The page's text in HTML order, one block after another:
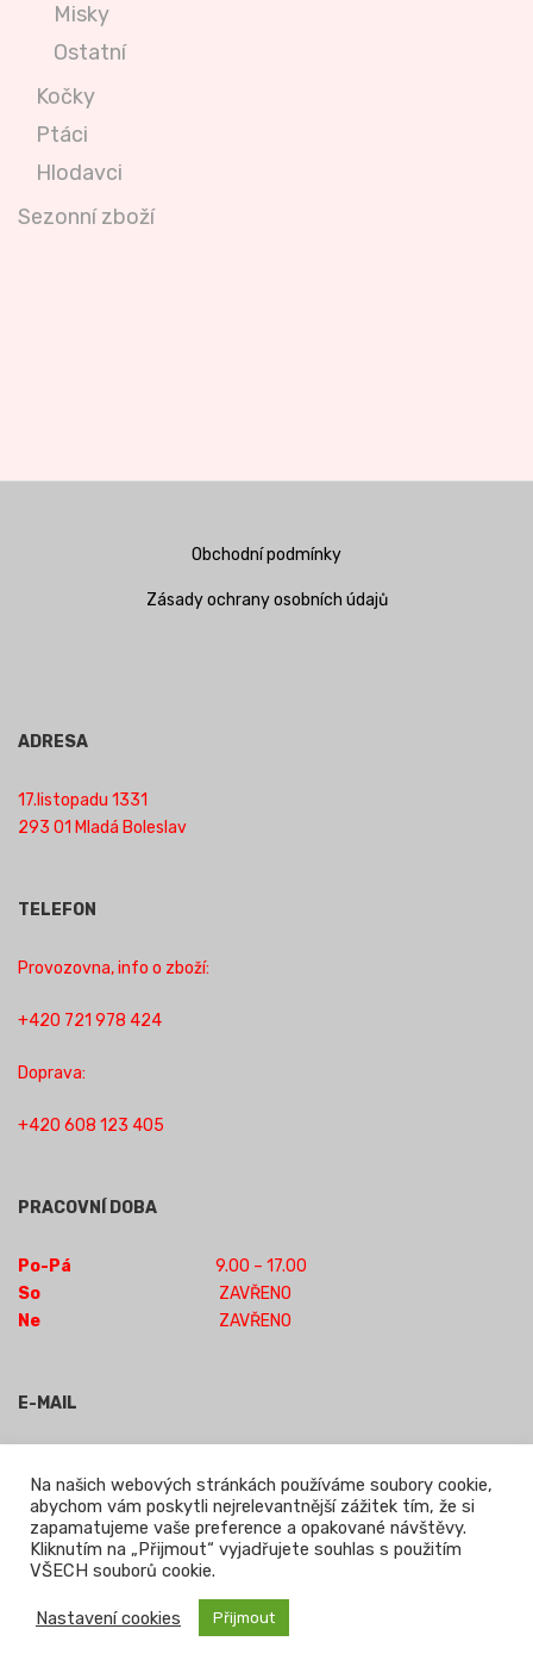
Misky
Ostatní
Kočky
Ptáci
Hlodavci
Sezonní zboží
Obchodní podmínky
Zásady ochrany osobních údajů
ADRESA
17.listopadu 1331
293 01 Mladá Boleslav
TELEFON
Provozovna, info o zboží:
+420 721 978 424
Doprava:
+420 608 123 405
PRACOVNÍ DOBA
Po-Pá
9.00 – 17.00
So
ZAVŘENO
Ne
ZAVŘENO
E-MAIL
Powered by WordPress|Theme:Letoby aThemes.
Na našich webových stránkách používáme soubory cookie,
abychom vám poskytli nejrelevantnější zážitek tím, že si
zapamatujeme vaše preference a opakované návštěvy.
Kliknutím na „Přijmout“ vyjadřujete souhlas s použitím
VŠECH souborů cookie.
Nastavení cookies Přijmout